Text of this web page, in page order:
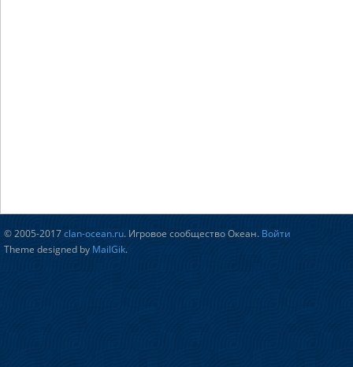
© 2005-2017clan-ocean.ru. Игровое сообщество Океан. Войти
Theme designed by MailGik.